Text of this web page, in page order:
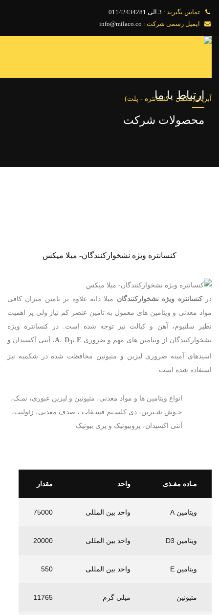
تماس بگیرید : 3 الی 01142434281
ایمیل رسمی شرکت : info@milaco.co
محصولات
مشاوره
درباره ما
ارتباط با ما
محصولات شرکت
کنسانتره ویژه نشخوارکنندگان- میلا میکس
درکنسانتره ویژه نشخوارکنندگان میلا دانه علاوه بر تامین میزان کافی
مواد معدنی و ویتامین های معمول به تامین عنصر کم نیاز ولی پر اهمیت
نظیر سلنیوم، آهن و کبالت نیز توجه شده است. در کنسانتره ویژه
نشخوارکنندگان از ویتامین های مهم و ضروری
A، D3، E ، آنتی آکسیدان و
اسیدهای آمینه ضروری لیزین و متیونین محافظت شده در شکمبه نیز
استفاده شده است.
انواع ویتامین ها و مواد معدنی، متیونین و لیزین عبوری، نمـک،
جـوش شـیرین، دی کلسـیم فسـفات ، صدف معدنی، زئولیت،
آنتی اکسیدان، پروبیوتیک و پری بیوتیک
مـاده مغـذی واحد مقدار
ویتامین A واحد بین المللی 75000
ویتامین D3 واحد بین المللی 20000
ویتامین E واحد بین المللی 550
متیونین میلی گرم 11765